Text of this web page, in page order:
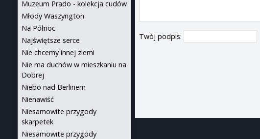
Twój podpis:
Muzeum Prado - kolekcja cudów
Młody Waszyngton
Na Północ
Najświętsze serce
Nie chcemy innej ziemi
Nie ma duchów w mieszkaniu na
Dobrej
Niebo nad Berlinem
Nienawiść
Niesamowite przygody
skarpetek
Niesamowite przygody